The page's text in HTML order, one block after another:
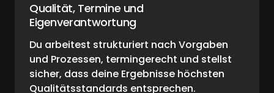
Qualität, Termine und
Eigenverantwortung
Du arbeitest strukturiert nach Vorgaben
und Prozessen, termingerecht und stellst
sicher, dass deine Ergebnisse höchsten
Qualitätsstandards entsprechen.